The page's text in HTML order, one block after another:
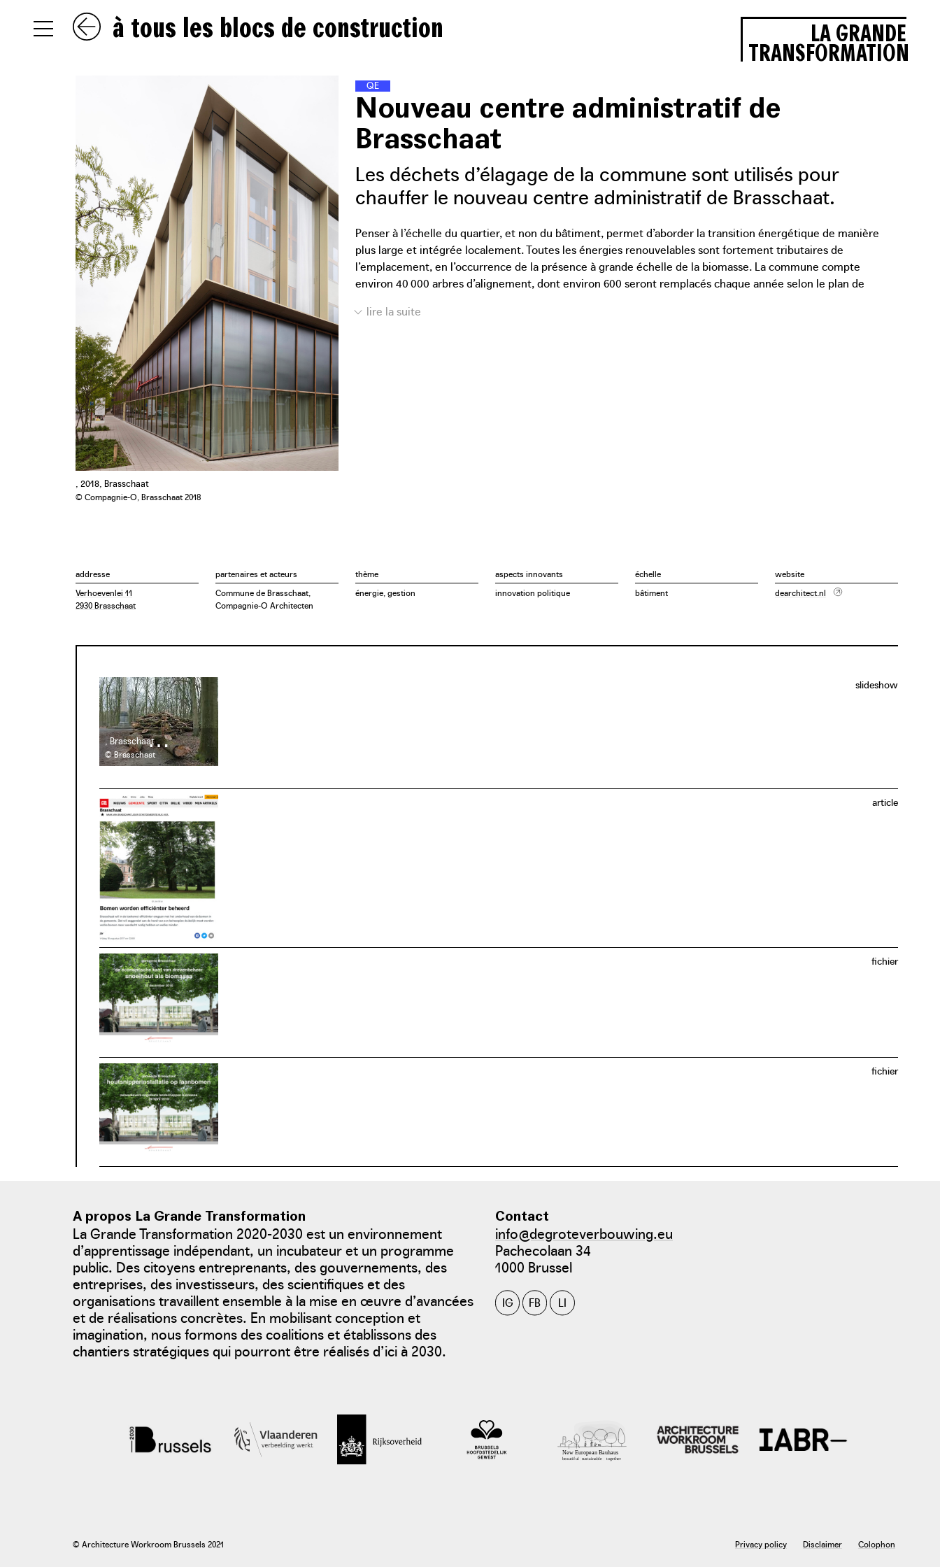
à tous les blocs de construction LA GRANDE
TRANSFORMATION
, 2018, Brasschaat
© Compagnie-O, Brasschaat 2018
QU
A
R
T
IE
Nouveau centre administratif de
Brasschaat
Les déchets d’élagage de la commune sont utilisés pour
chauffer le nouveau centre administratif de Brasschaat.
Penser à l’échelle du quartier, et non du bâtiment, permet d’aborder la transition énergétique de manière
plus large et intégrée localement. Toutes les énergies renouvelables sont fortement tributaires de
l’emplacement, en l’occurrence de la présence à grande échelle de la biomasse. La commune compte
environ 40 000 arbres d’alignement, dont environ 600 seront remplacés chaque année selon le plan de
chaleur de « the Map » (2020-2024), un projet de développement plus vaste, qui prévoit la construction de
addresse
Verhoevenlei 11
2930 Brasschaat
partenaires et acteurs
Commune de Brasschaat,
Compagnie-O Architecten
thème
énergie, gestion
aspects innovants
innovation politique
échelle
bâtiment
website
dearchitect.nl
, Brasschaat
© Brasschaat
slideshow
article
fichier
fichier
A propos La Grande Transformation
La Grande Transformation 2020-2030 est un environnement
d’apprentissage indépendant, un incubateur et un programme
public. Des citoyens entreprenants, des gouvernements, des
entreprises, des investisseurs, des scientifiques et des
organisations travaillent ensemble à la mise en œuvre d’avancées
et de réalisations concrètes. En mobilisant conception et
imagination, nous formons des coalitions et établissons des
chantiers stratégiques qui pourront être réalisés d’ici à 2030.
Contact
info@degroteverbouwing.eu
Pachecolaan 34
1000 Brussel
IG FB LI
© Architecture Workroom Brussels 2021 Privacy policy Disclaimer Colophon